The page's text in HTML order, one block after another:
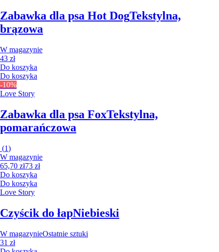
Zabawka dla psa Hot DogTekstylna,
brązowa
W magazynie
43 zł
Do koszyka
Do koszyka
-10%
Love Story
Zabawka dla psa FoxTekstylna,
pomarańczowa
(1)
W magazynie
65,70 zł73 zł
Do koszyka
Do koszyka
Love Story
Czyścik do łapNiebieski
W magazynieOstatnie sztuki
31 zł